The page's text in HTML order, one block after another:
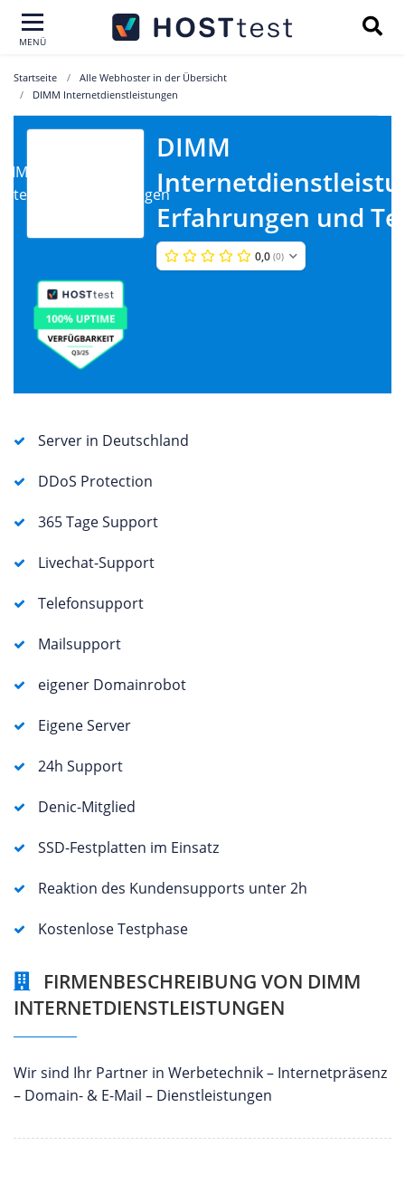
MENÜ
Startseite
Alle Webhoster in der Übersicht
DIMM Internetdienstleistungen
DIMM
Internetdienstleistungen
DIMM
Erfahrungen und
0,0 (0)
Server in Deutschland
DDoS Protection
365 Tage Support
Livechat-Support
Telefonsupport
Mailsupport
eigener Domainrobot
Eigene Server
24h Support
Denic-Mitglied
SSD-Festplatten im Einsatz
Reaktion des Kundensupports unter 2h
Kostenlose Testphase
FIRMENBESCHREIBUNG VON DIMM
INTERNETDIENSTLEISTUNGEN
Wir sind Ihr Partner in Werbetechnik – Internetpräsenz
– Domain- & E-Mail – Dienstleistungen